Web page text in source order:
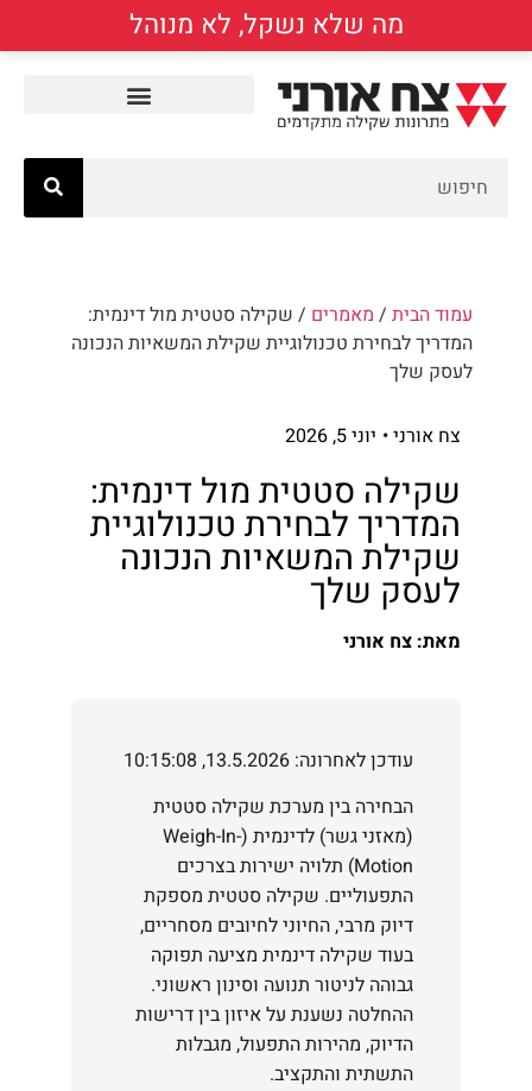
מה שלא נשקל, לא מנוהל
עמוד הבית / מאמרים / שקילה סטטית מול דינמית:
המדריך לבחירת טכנולוגיית שקילת המשאיות הנכונה
לעסק שלך
צח אורני • יוני 5, 2026
שקילה סטטית מול דינמית:
המדריך לבחירת טכנולוגיית
שקילת המשאיות הנכונה
לעסק שלך
מאת: צח אורני
עודכן לאחרונה: 13.5.2026, 10:15:08
הבחירה בין מערכת שקילה סטטית
(מאזני גשר) לדינמית (Weigh-In-
Motion) תלויה ישירות בצרכים
התפעוליים. שקילה סטטית מספקת
דיוק מרבי, החיוני לחיובים מסחריים,
בעוד שקילה דינמית מציעה תפוקה
גבוהה לניטור תנועה וסינון ראשוני.
ההחלטה נשענת על איזון בין דרישות
הדיוק, מהירות התפעול, מגבלות
התשתית והתקציב.